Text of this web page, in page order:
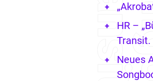
HR –
Transit.
Neues